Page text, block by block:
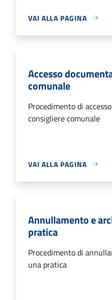
VAI ALLA PAGINA
Accesso
comunale
Procedimento di
consigliere comunale
VAI ALLA PAGINA
Annullamento e
pratica
Procedimento di
una pratica